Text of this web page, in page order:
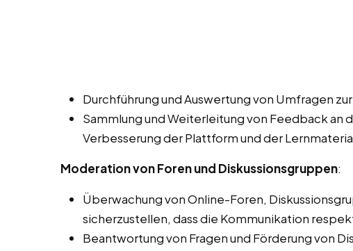
Durchführung und Auswertung von Umfragen
Sammlung und Weiterleitung von Feedback an
Verbesserung der Plattform und der
Moderation von Foren und Diskussionsgruppen:
Überwachung von Online-Foren,
sicherzustellen, dass die Kommunikation
Beantwortung von Fragen und Förderung von